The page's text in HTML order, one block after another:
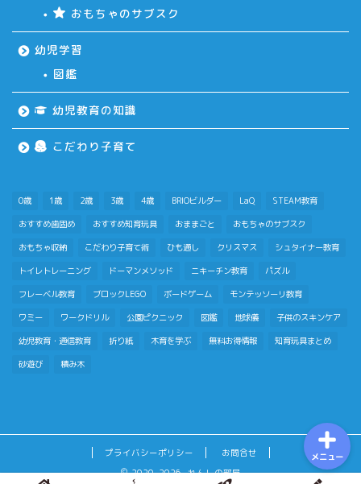
おもちゃのサブスク
幼児学習
図鑑
幼児教育の知識
こだわり子育て
0歳 1歳 2歳 3歳 4歳 BRIOビルダー LaQ STEAM教育
おすすめ歯固め おすすめ知育玩具 おままごと おもちゃのサブスク
おもちゃ収納 こだわり子育て術 ひも通し クリスマス シュタイナー教育
トイレトレーニング ドーマンメソッド ニキーチン教育 パズル
フレーベル教育 ブロックLEGO ボードゲーム モンテッソーリ教育
ワミー ワークドリル 公園ピクニック 図鑑 地球儀 子供のスキンケア
幼児教育・通信教育 折り紙 木育を学ぶ 無料お得情報 知育玩具まとめ
砂遊び 積み木
プライバシーポリシー
お問合せ
2020–2026 れんしの部屋
メニュー
ホーム
積み木メソッド
おもちゃのサブスク
幼児学習